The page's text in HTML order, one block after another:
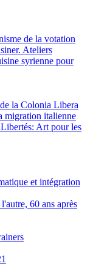
de la votation
Ateliers
syrienne pour
la Colonia Libera
migration italienne
Art pour les
et intégration
60 ans après